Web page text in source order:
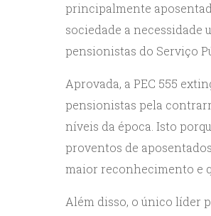
principalmente
sociedade a necessidade
pensionistas do Serviço
Aprovada, a PEC 555
pensionistas pela
níveis da época. Isto
proventos de
maior reconhecimento e
Além disso, o único líder